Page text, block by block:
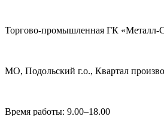
Торгово-промышленная ГК «Металл-
МО, Подольский г.о., Квартал
Время работы: 9.00–18.00